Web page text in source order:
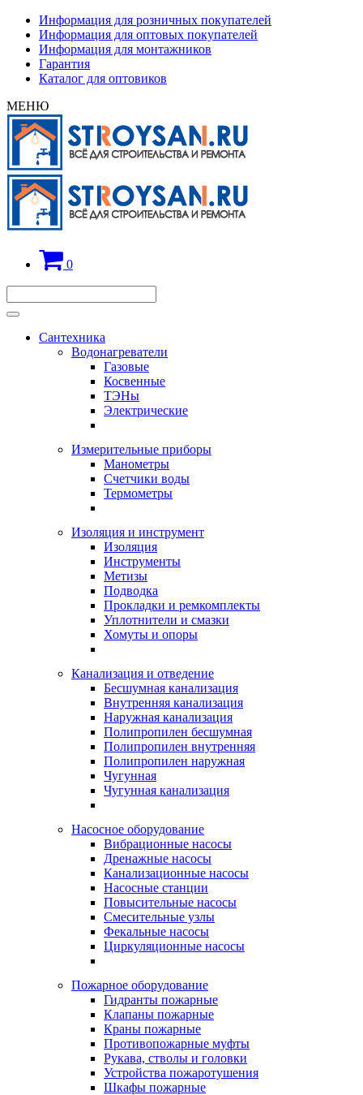
Информация для розничных покупателей
Информация для оптовых покупателей
Информация для монтажников
Гарантия
Каталог для оптовиков
МЕНЮ
0
Сантехника
Водонагреватели
Газовые
Косвенные
ТЭНы
Электрические
Измерительные приборы
Манометры
Счетчики воды
Термометры
Изоляция и инструмент
Изоляция
Инструменты
Метизы
Подводка
Прокладки и ремкомплекты
Уплотнители и смазки
Хомуты и опоры
Канализация и отведение
Бесшумная канализация
Внутренняя канализация
Наружная канализация
Полипропилен бесшумная
Полипропилен внутренняя
Полипропилен наружная
Чугунная
Чугунная канализация
Насосное оборудование
Вибрационные насосы
Дренажные насосы
Канализационные насосы
Насосные станции
Повысительные насосы
Смесительные узлы
Фекальные насосы
Циркуляционные насосы
Пожарное оборудование
Гидранты пожарные
Клапаны пожарные
Краны пожарные
Противопожарные муфты
Рукава, стволы и головки
Устройства пожаротушения
Шкафы пожарные